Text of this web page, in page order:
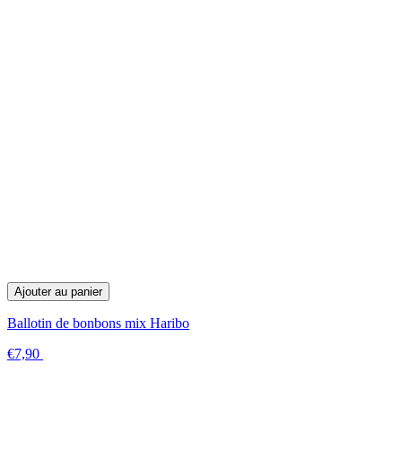
Ajouter au panier
Ballotin de bonbons mix Haribo
€7,90